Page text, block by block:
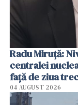
Radu Miruţă:
centralei
faţă de ziua
04 AUGUST 2026